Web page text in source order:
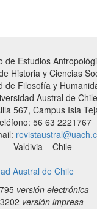
de Estudios
Historia y Ciencias
de Filosofía y
Austral de Chile
567, Campus Isla
56 63 2221767
Valdivia – Chile
Austral de Chile
versión electrónica
versión impresa